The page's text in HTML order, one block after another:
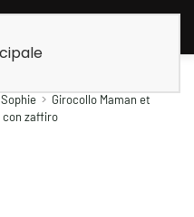
Girocollo Maman et
con zaffiro